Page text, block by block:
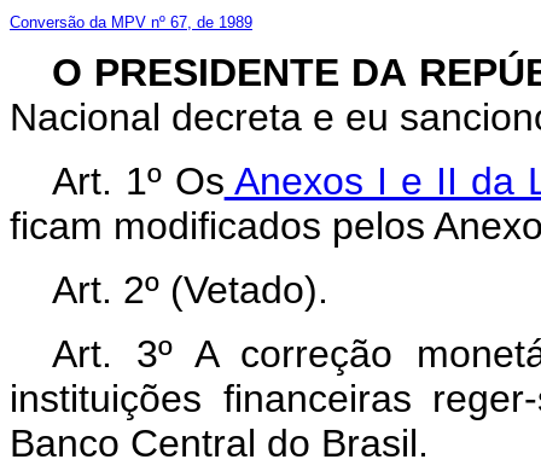
Conversão da MPV nº 67, de 1989
O PRESIDENTE DA
Nacional decreta e eu
Art. 1º Os Anexos I e II da
ficam modificados pelos
Art. 2º (Vetado).
Art. 3º A correção
instituições financeiras
Banco Central do Brasil.